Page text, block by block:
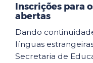
Inscrições para
abertas
Dando
línguas
Secretaria de